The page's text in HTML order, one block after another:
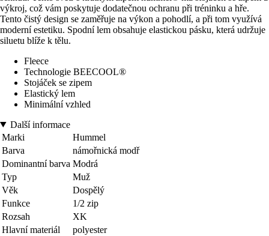
výkroj, což vám poskytuje dodatečnou ochranu při tréninku a hře.
Tento čistý design se zaměřuje na výkon a pohodlí, a při tom využívá
moderní estetiku. Spodní lem obsahuje elastickou pásku, která udržuje
siluetu blíže k tělu.
Fleece
Technologie BEECOOL®
Stojáček se zipem
Elastický lem
Minimální vzhled
Další informace
Marki
Hummel
Barva
námořnická modř
Dominantní barva Modrá
Typ
Muž
Věk
Dospělý
Funkce
1/2 zip
Rozsah
XK
Hlavní materiál
polyester